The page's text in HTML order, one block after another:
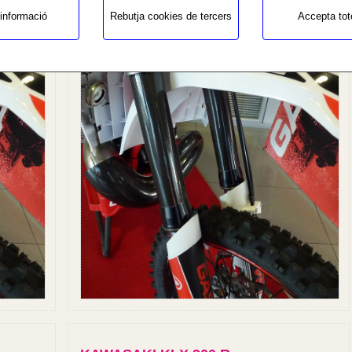
Rebutja cookies de tercers Accepta